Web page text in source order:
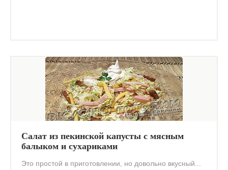
Салат из пекинской капусты с мясным
балыком и сухариками
Это простой в приготовлении, но довольно вкусный...